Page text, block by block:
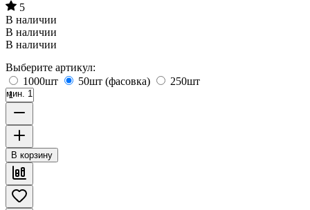
5
В наличии
В наличии
В наличии
Выберите артикул:
1000шт
50шт (фасовка) 250шт
мин. 1
В корзину